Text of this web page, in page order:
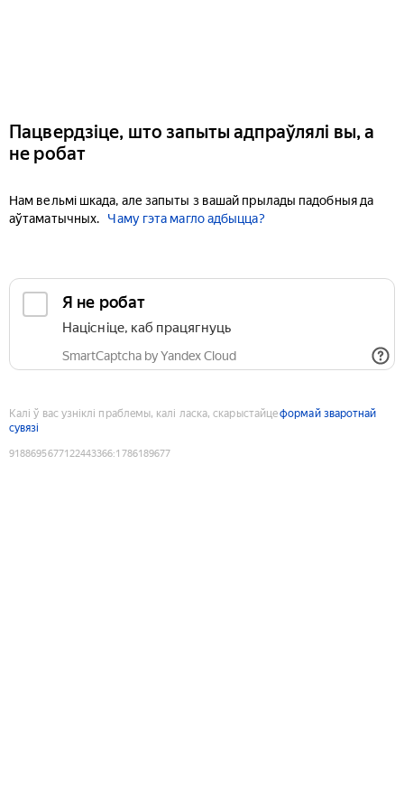
Пацвердзіце, што запыты адпраўлялі вы, а
не робат
Нам вельмі шкада, але запыты з вашай прылады падобныя да
аўтаматычных.
Чаму гэта магло адбыцца?
Я не робат
Націсніце, каб працягнуць
SmartCaptcha by Yandex Cloud
Калі ў вас узніклі праблемы, калі ласка, скарыстайцеформай зваротнай
сувязі
9188695677122443366:1786189677